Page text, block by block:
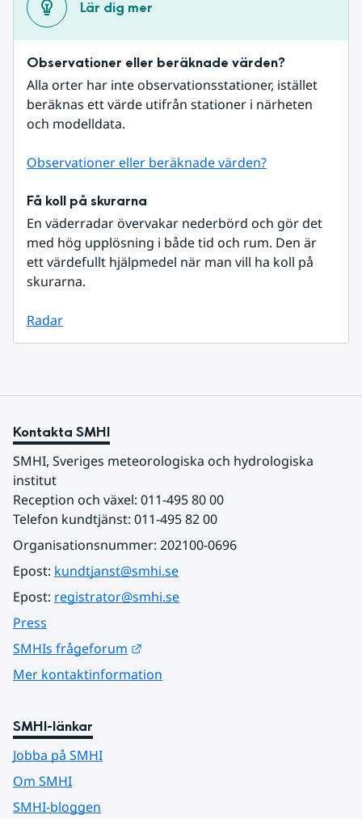
Lär dig mer
Observationer eller beräknade värden?
Alla orter har inte observationsstationer, istället
beräknas ett värde utifrån stationer i närheten
och modelldata.
Observationer eller beräknade värden?
Få koll på skurarna
En väderradar övervakar nederbörd och gör det
med hög upplösning i både tid och rum. Den är
ett värdefullt hjälpmedel när man vill ha koll på
skurarna.
Radar
Kontakta SMHI
SMHI, Sveriges meteorologiska och hydrologiska
institut
Reception och växel: 011-495 80 00
Telefon kundtjänst: 011-495 82 00
Organisationsnummer: 202100-0696
Epost: kundtjanst@smhi.se
Epost: registrator@smhi.se
Press
SMHIs frågeforum
Mer kontaktinformation
SMHI-länkar
Jobba på SMHI
Om SMHI
SMHI-bloggen